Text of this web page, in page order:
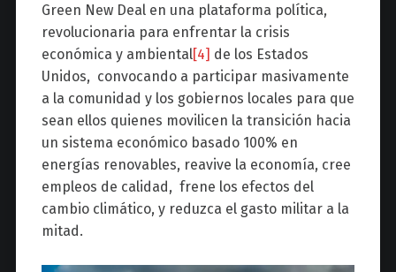
Green New Deal en una plataforma política,
revolucionaria para enfrentar la crisis
económica y ambiental[4] de los Estados
Unidos, convocando a participar masivamente
a la comunidad y los gobiernos locales para que
sean ellos quienes movilicen la transición hacia
un sistema económico basado 100% en
energías renovables, reavive la economía, cree
empleos de calidad, frene los efectos del
cambio climático, y reduzca el gasto militar a la
mitad.